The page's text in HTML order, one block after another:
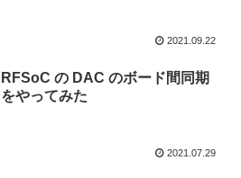
2021.09.22
RFSoC の DAC のボード間同期
をやってみた
2021.07.29